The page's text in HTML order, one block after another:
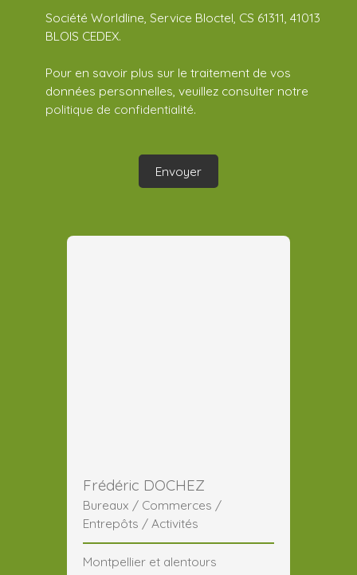
Société Worldline, Service Bloctel, CS 61311, 41013
BLOIS CEDEX.
Pour en savoir plus sur le traitement de vos
données personnelles, veuillez consulter notre
politique de confidentialité.
Envoyer
Frédéric DOCHEZ
Bureaux / Commerces /
Entrepôts / Activités
Montpellier et alentours